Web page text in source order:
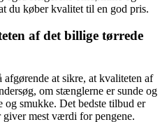
du køber kvalitet til en god pris.
af det billige tørrede
at sikre, at kvaliteten af
om stænglerne er sunde og
smukke. Det bedste tilbud er
mest værdi for pengene.